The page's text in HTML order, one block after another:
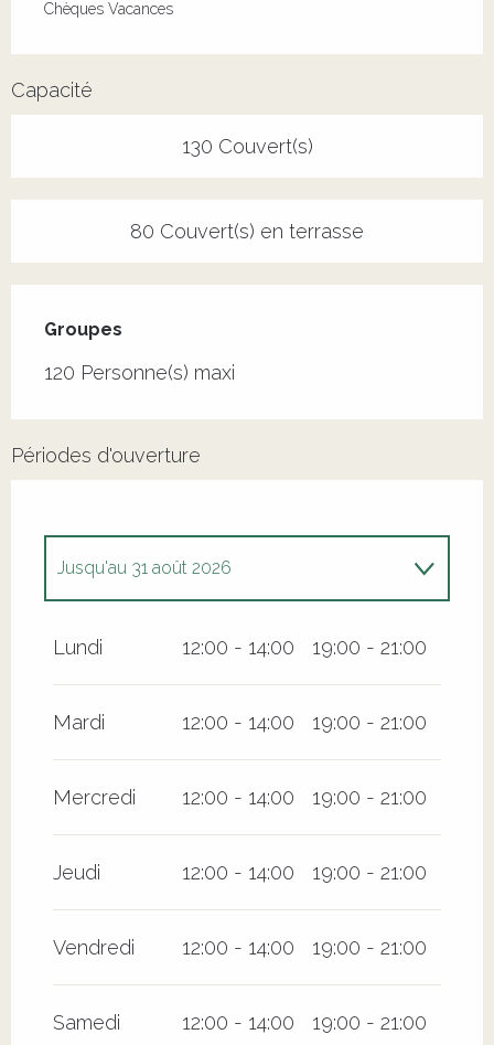
Chèques Vacances
Capacité
130 Couvert(s)
80 Couvert(s) en terrasse
Groupes
Groupes
120 Personne(s) maxi
Périodes d'ouverture
Jusqu'au 31 août 2026
Lundi 12:00 - 14:00 19:00 - 21:00
Mardi 12:00 - 14:00 19:00 - 21:00
Mercredi 12:00 - 14:00 19:00 - 21:00
Jeudi 12:00 - 14:00 19:00 - 21:00
Vendredi 12:00 - 14:00 19:00 - 21:00
Samedi 12:00 - 14:00 19:00 - 21:00